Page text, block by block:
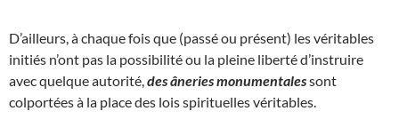
D’ailleurs, à chaque fois que (passé ou présent) les véritables
initiés n’ont pas la possibilité ou la pleine liberté d’instruire
avec quelque autorité, des âneries monumentalessont
colportées à la place des lois spirituelles véritables.